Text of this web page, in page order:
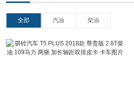
全部 汽油 柴油